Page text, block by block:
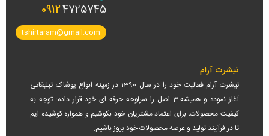
09124725745
tshirtaram@gmail.com
تیشرت آرام
تیشرت آرام فعالیت خود را در سال 1390 در زمینه انواع پوشاک تبلیغاتی
آغاز نموده و همیشه 3 اصل را سرلوحه حرفه ای خود قرار داده؛ توجه به
کیفیت محصولات، برای اعتماد مشتریان خود بکوشیم و همواره کوشیده ایم
تا در فرآیند تولید و عرضه محصولات خود بروز باشیم.